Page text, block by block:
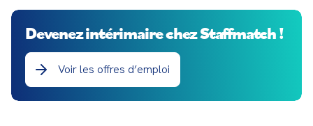
ambitieux pour contribuer activement à un avenir plus
Devenez intérimaire chez Staffmatch !
Voir les offres d’emploi